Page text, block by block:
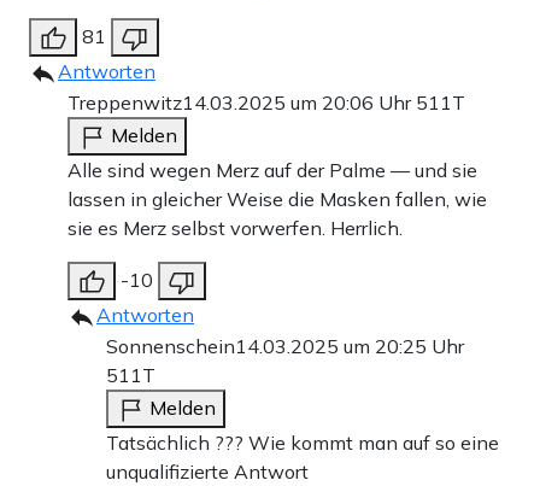
81
Antworten
Treppenwitz14.03.2025 um 20:06 Uhr 511T
Melden
Alle sind wegen Merz auf der Palme — und sie
lassen in gleicher Weise die Masken fallen, wie
sie es Merz selbst vorwerfen. Herrlich.
-10
Antworten
Sonnenschein14.03.2025 um 20:25 Uhr
511T
Melden
Tatsächlich ??? Wie kommt man auf so eine
unqualifizierte Antwort